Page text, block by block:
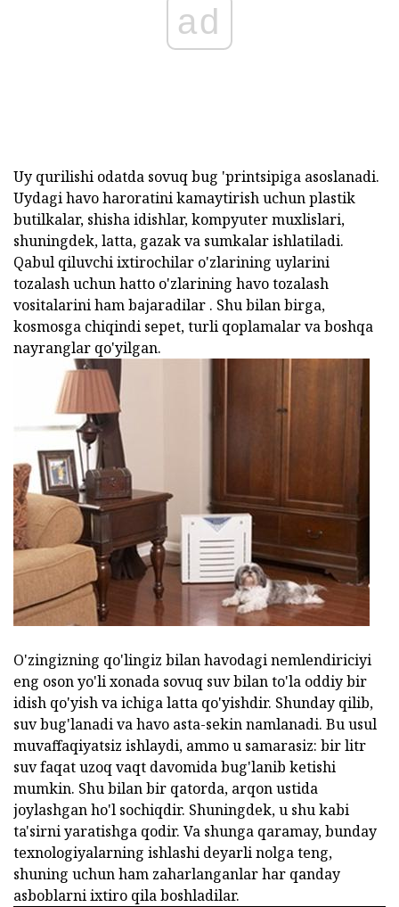
ad
Uy qurilishi odatda sovuq bug 'printsipiga asoslanadi.
Uydagi havo haroratini kamaytirish uchun plastik
butilkalar, shisha idishlar, kompyuter muxlislari,
shuningdek, latta, gazak va sumkalar ishlatiladi.
Qabul qiluvchi ixtirochilar o'zlarining uylarini
tozalash uchun hatto o'zlarining havo tozalash
vositalarini ham bajaradilar . Shu bilan birga,
kosmosga chiqindi sepet, turli qoplamalar va boshqa
nayranglar qo'yilgan.
O'zingizning qo'lingiz bilan havodagi nemlendiriciyi
eng oson yo'li xonada sovuq suv bilan to'la oddiy bir
idish qo'yish va ichiga latta qo'yishdir. Shunday qilib,
suv bug'lanadi va havo asta-sekin namlanadi. Bu usul
muvaffaqiyatsiz ishlaydi, ammo u samarasiz: bir litr
suv faqat uzoq vaqt davomida bug'lanib ketishi
mumkin. Shu bilan bir qatorda, arqon ustida
joylashgan ho'l sochiqdir. Shuningdek, u shu kabi
ta'sirni yaratishga qodir. Va shunga qaramay, bunday
texnologiyalarning ishlashi deyarli nolga teng,
shuning uchun ham zaharlanganlar har qanday
asboblarni ixtiro qila boshladilar.